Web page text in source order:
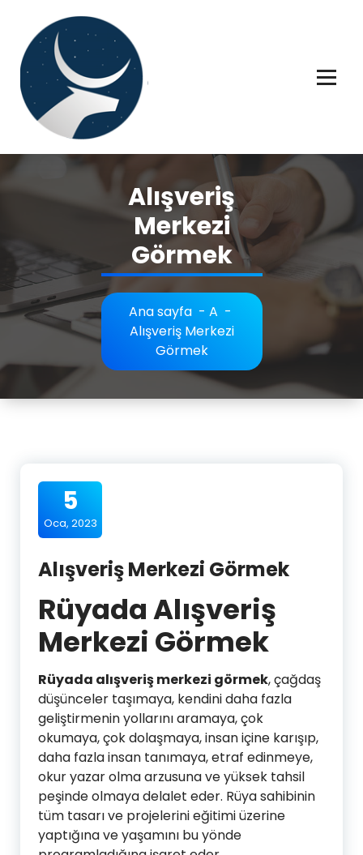
Alışveriş
Merkezi
Görmek
Ana sayfa- A -
Alışveriş Merkezi
Görmek
5
Oca, 2023
Alışveriş Merkezi Görmek
Rüyada Alışveriş
Merkezi Görmek
Rüyada alışveriş merkezi görmek, çağdaş
düşünceler taşımaya, kendini daha fazla
geliştirmenin yollarını aramaya, çok
okumaya, çok dolaşmaya, insan içine karışıp,
daha fazla insan tanımaya, etraf edinmeye,
okur yazar olma arzusuna ve yüksek tahsil
peşinde olmaya delalet eder. Rüya sahibinin
tüm tasarı ve projelerini eğitimi üzerine
yaptığına ve yaşamını bu yönde